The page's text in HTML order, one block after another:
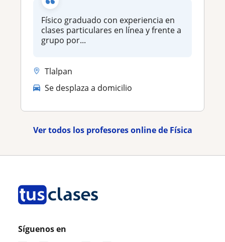
Físico graduado con experiencia en
clases particulares en línea y frente a
grupo por...
Tlalpan
Se desplaza a domicilio
Ver todos los profesores online de Física
Síguenos en